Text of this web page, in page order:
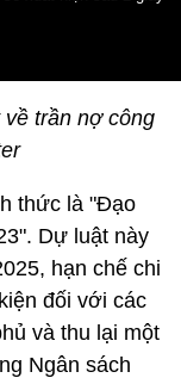
trần nợ công
thức là "Đạo
Dự luật này
hạn chế chi
đối với các
và thu lại một
Ngân sách